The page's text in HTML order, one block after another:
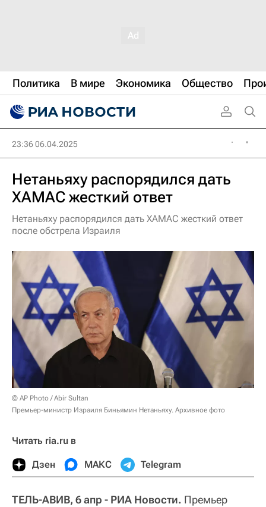
Политика В мире Экономика Общество
23:36 06.04.2025
Нетаньяху распорядился дать
ХАМАС жесткий ответ
Нетаньяху распорядился дать ХАМАС жесткий ответ
после обстрела Израиля
© AP Photo / Abir Sultan
Премьер-министр Израиля Биньямин Нетаньяху. Архивное фото
Читать ria.ru в
Дзен МАКС Telegram
ТЕЛЬ-АВИВ, 6 апр - РИА Новости. Премьер